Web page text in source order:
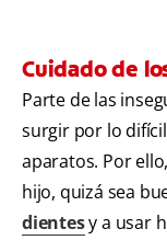
Cuidado de
Parte de las
surgir por lo
aparatos. Por
hijo, quizá sea
dientesy a usar